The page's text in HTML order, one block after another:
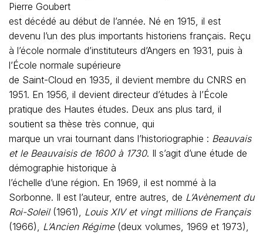
Pierre Goubert
est décédé au début de l’année. Né en 1915, il est
devenu l’un des plus importants historiens français. Reçu
à l’école normale d’instituteurs d’Angers en 1931, puis à
l’École normale supérieure
de Saint-Cloud en 1935, il devient membre du CNRS en
1951. En 1956, il devient directeur d’études à l’École
pratique des Hautes études. Deux ans plus tard, il
soutient sa thèse très connue, qui
marque un vrai tournant dans l’historiographie : Beauvais
et le Beauvaisis de 1600 à 1730. Il s’agit d’une étude de
démographie historique à
l’échelle d’une région. En 1969, il est nommé à la
Sorbonne. Il est l’auteur, entre autres, de L’Avènement du
Roi-Soleil(1961), Louis XIV et vingt millions de Français
(1966), L’Ancien Régime(deux volumes, 1969 et 1973),